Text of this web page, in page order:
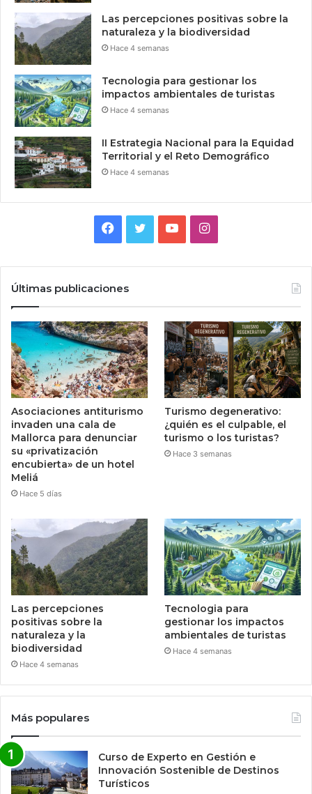
Las percepciones positivas sobre la
naturaleza y la biodiversidad
Hace 4 semanas
Tecnologia para gestionar los
impactos ambientales de turistas
Hace 4 semanas
II Estrategia Nacional para la Equidad
Territorial y el Reto Demográfico
Hace 4 semanas
Facebook
TwitterYouTubeInstagram
Últimas publicaciones
Asociaciones antiturismo
invaden una cala de
Mallorca para denunciar
su «privatización
encubierta» de un hotel
Meliá
Hace 5 días
Turismo degenerativo:
¿quién es el culpable, el
turismo o los turistas?
Hace 3 semanas
Las percepciones
positivas sobre la
naturaleza y la
biodiversidad
Hace 4 semanas
Tecnologia para
gestionar los impactos
ambientales de turistas
Hace 4 semanas
Más populares
Curso de Experto en Gestión e
Innovación Sostenible de Destinos
Turísticos